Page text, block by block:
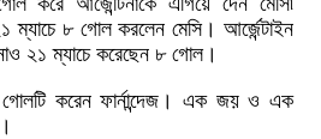
ম্যাচে ৮ গোল করলেন মেসি। আর্জেন্টাইন
২১ ম্যাচে করেছেন ৮ গোল।
গোলটি করেন ফার্নান্দেজ। এক জয় ও এক